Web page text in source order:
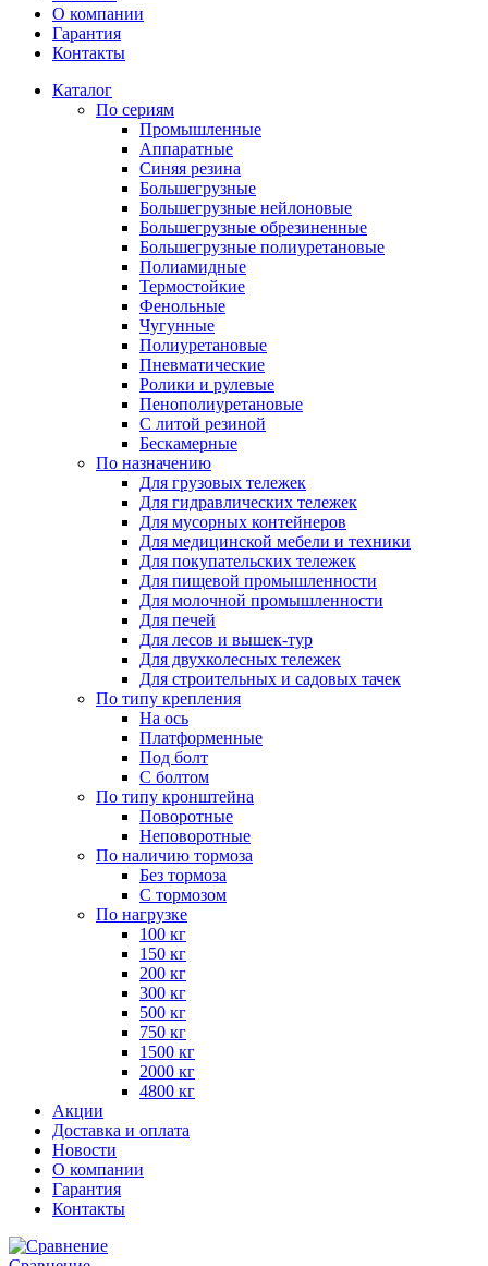
О компании
Гарантия
Контакты
Каталог
По сериям
Промышленные
Аппаратные
Синяя резина
Большегрузные
Большегрузные нейлоновые
Большегрузные обрезиненные
Большегрузные полиуретановые
Полиамидные
Термостойкие
Фенольные
Чугунные
Полиуретановые
Пневматические
Ролики и рулевые
Пенополиуретановые
С литой резиной
Бескамерные
По назначению
Для грузовых тележек
Для гидравлических тележек
Для мусорных контейнеров
Для медицинской мебели и техники
Для покупательских тележек
Для пищевой промышленности
Для молочной промышленности
Для печей
Для лесов и вышек-тур
Для двухколесных тележек
Для строительных и садовых тачек
По типу крепления
На ось
Платформенные
Под болт
С болтом
По типу кронштейна
Поворотные
Неповоротные
По наличию тормоза
Без тормоза
С тормозом
По нагрузке
100 кг
150 кг
200 кг
300 кг
500 кг
750 кг
1500 кг
2000 кг
4800 кг
Акции
Доставка и оплата
Новости
О компании
Гарантия
Контакты